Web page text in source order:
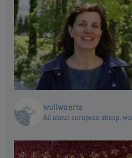
wollwaerts
All about european sheep,